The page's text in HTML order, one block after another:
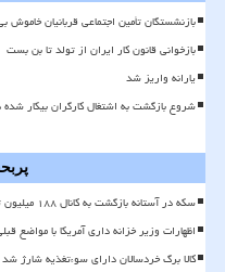
بازنشستگان تأمین اجتماعی قربانیان
بازخوانی قانون کار ایران از تولد تا بن بست
یارانه واریز شد
شروع بازگشت به اشتغال کارگران بیکار
سکه در آستانه بازگشت به کانال ۱۸۸ میلیون تومان
اظهارات وزیر خزانه داری آمریکا با مواضع
کالا برگ خردسالان دارای سوءتغذیه شارژ شد